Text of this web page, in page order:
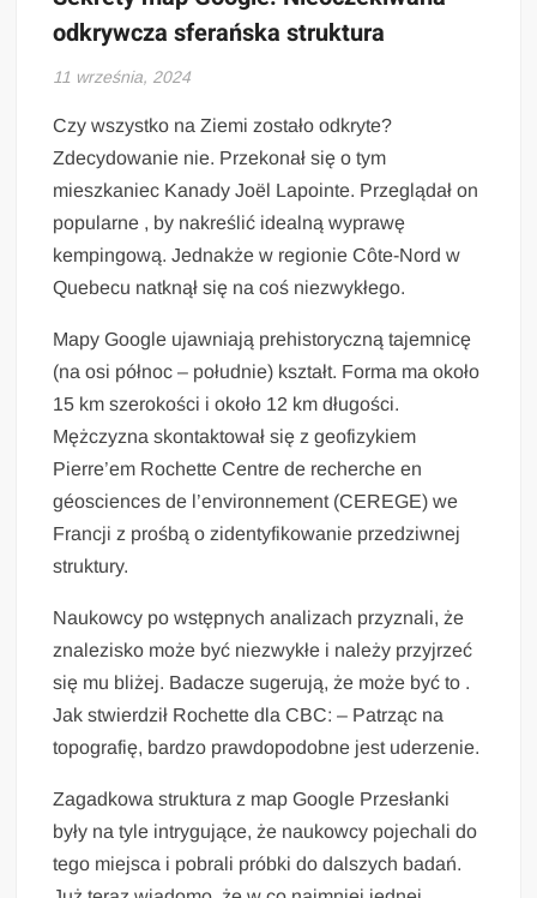
odkrywcza sferańska struktura
11 września, 2024
Czy wszystko na Ziemi zostało odkryte?
Zdecydowanie nie. Przekonał się o tym
mieszkaniec Kanady Joël Lapointe. Przeglądał on
popularne , by nakreślić idealną wyprawę
kempingową. Jednakże w regionie Côte-Nord w
Quebecu natknął się na coś niezwykłego.
Mapy Google ujawniają prehistoryczną tajemnicę
(na osi północ – południe) kształt. Forma ma około
15 km szerokości i około 12 km długości.
Mężczyzna skontaktował się z geofizykiem
Pierre’em Rochette Centre de recherche en
géosciences de l’environnement (CEREGE) we
Francji z prośbą o zidentyfikowanie przedziwnej
struktury.
Naukowcy po wstępnych analizach przyznali, że
znalezisko może być niezwykłe i należy przyjrzeć
się mu bliżej. Badacze sugerują, że może być to .
Jak stwierdził Rochette dla CBC: – Patrząc na
topografię, bardzo prawdopodobne jest uderzenie.
Zagadkowa struktura z map Google Przesłanki
były na tyle intrygujące, że naukowcy pojechali do
tego miejsca i pobrali próbki do dalszych badań.